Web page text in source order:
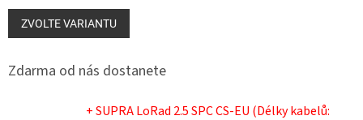
Měrná
cena:
ZVOLTE VARIANTU
Zdarma od nás dostanete
+ SUPRA LoRad 2.5 SPC CS-EU (Délky kabelů: